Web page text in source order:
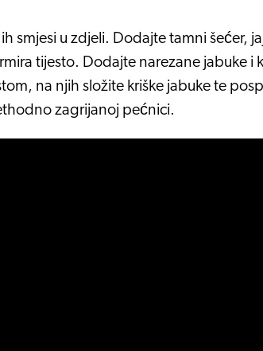
smjesi u zdjeli. Dodajte tamni šećer,
tijesto. Dodajte narezane jabuke i
na njih složite kriške jabuke te
zagrijanoj pećnici.